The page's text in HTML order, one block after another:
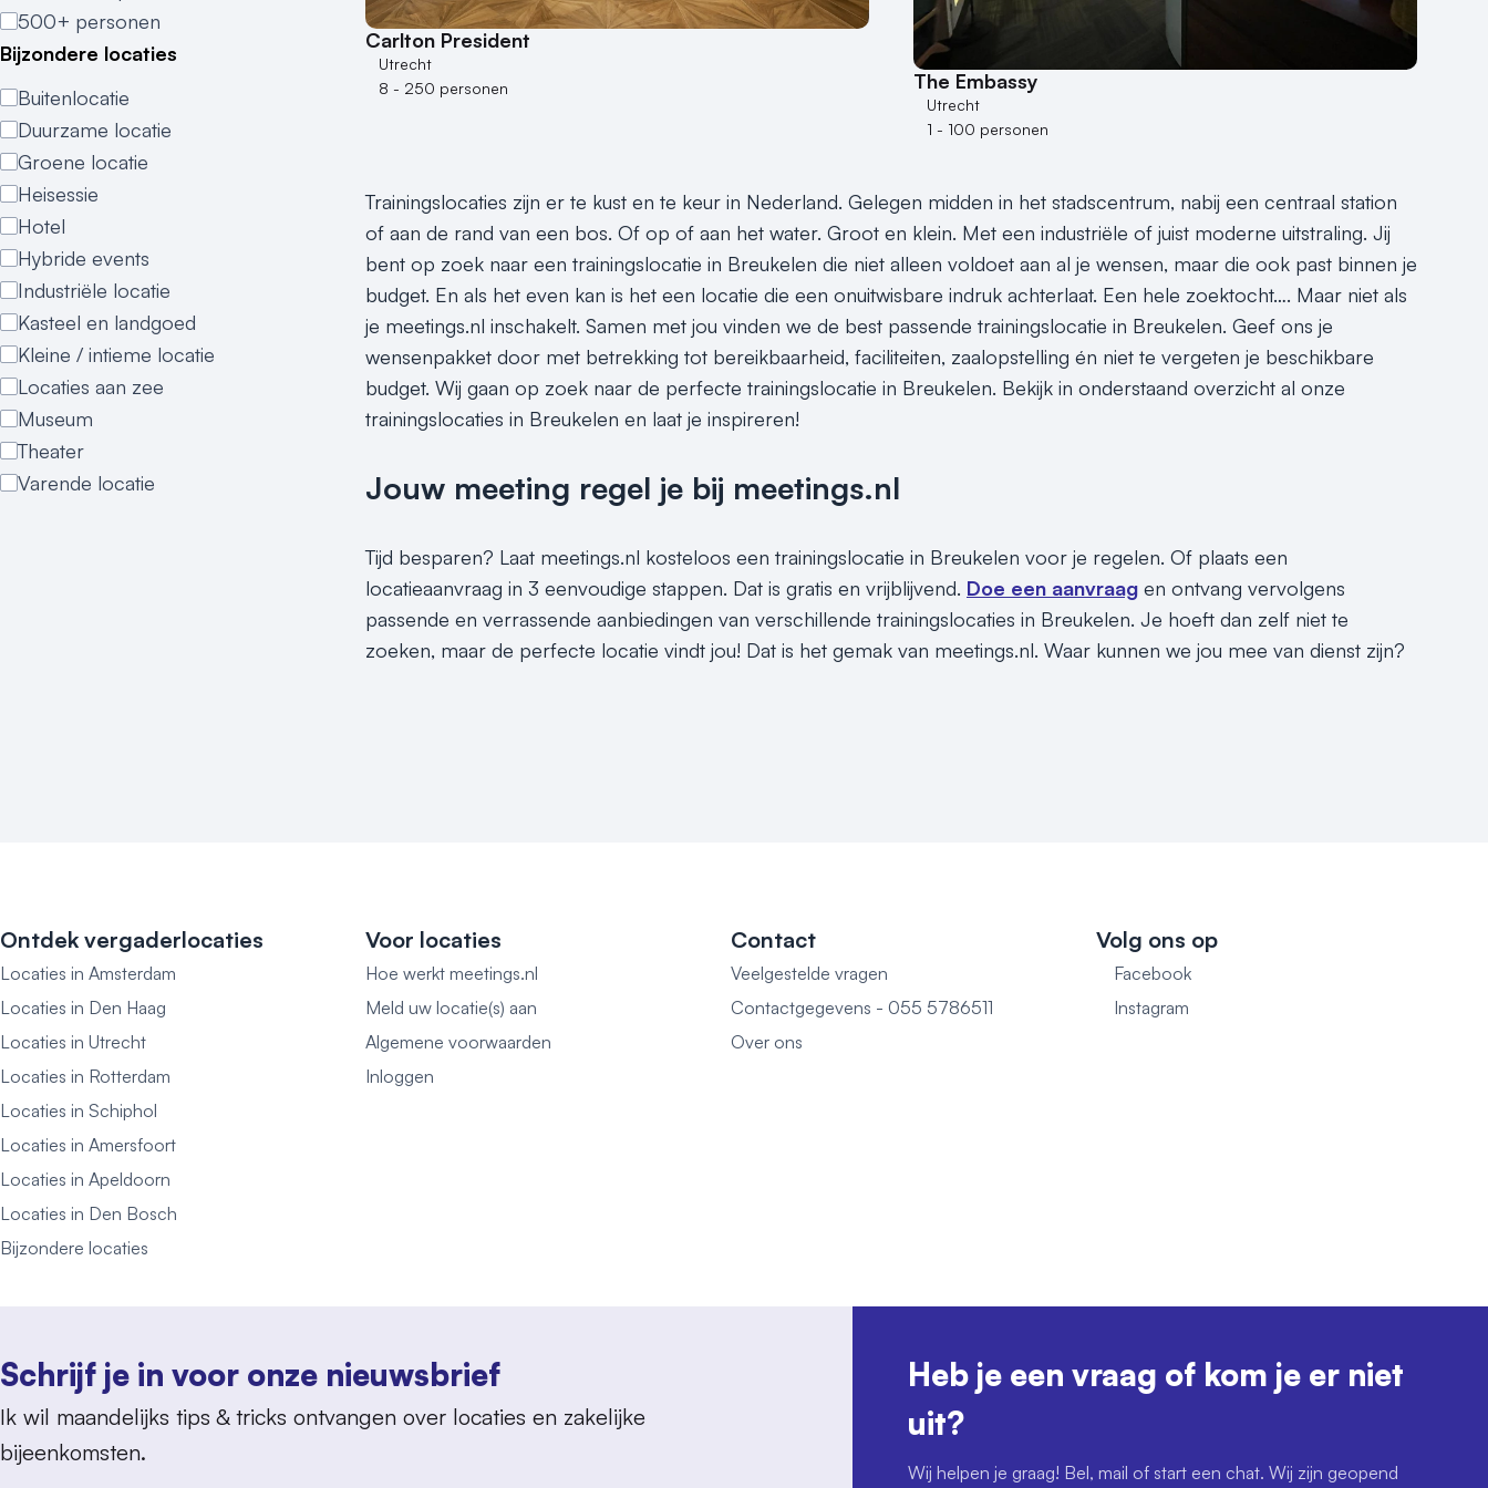
500+ personen
Bijzondere locaties
Buitenlocatie
Duurzame locatie
Groene locatie
Heisessie
Hotel
Hybride events
Industriële locatie
Kasteel en landgoed
Kleine / intieme locatie
Locaties aan zee
Museum
Theater
Varende locatie
Carlton President
Utrecht
8 - 250 personen
The Embassy
Utrecht
1 - 100 personen
Trainingslocaties zijn er te kust en te keur in Nederland. Gelegen midden in het stadscentrum, nabij een centraal station
of aan de rand van een bos. Of op of aan het water. Groot en klein. Met een industriële of juist moderne uitstraling. Jij
bent op zoek naar een trainingslocatie in Breukelen die niet alleen voldoet aan al je wensen, maar die ook past binnen je
budget. En als het even kan is het een locatie die een onuitwisbare indruk achterlaat. Een hele zoektocht…. Maar niet als
je meetings.nl inschakelt. Samen met jou vinden we de best passende trainingslocatie in Breukelen. Geef ons je
wensenpakket door met betrekking tot bereikbaarheid, faciliteiten, zaalopstelling én niet te vergeten je beschikbare
budget. Wij gaan op zoek naar de perfecte trainingslocatie in Breukelen. Bekijk in onderstaand overzicht al onze
trainingslocaties in Breukelen en laat je inspireren!
Jouw meeting regel je bij meetings.nl
Tijd besparen? Laat meetings.nl kosteloos een trainingslocatie in Breukelen voor je regelen. Of plaats een
locatieaanvraag in 3 eenvoudige stappen. Dat is gratis en vrijblijvend. Doe een aanvraag en ontvang vervolgens
passende en verrassende aanbiedingen van verschillende trainingslocaties in Breukelen. Je hoeft dan zelf niet te
zoeken, maar de perfecte locatie vindt jou! Dat is het gemak van meetings.nl. Waar kunnen we jou mee van dienst zijn?
Ontdek vergaderlocaties
Locaties in Amsterdam
Locaties in Den Haag
Locaties in Utrecht
Locaties in Rotterdam
Locaties in Schiphol
Locaties in Amersfoort
Locaties in Apeldoorn
Locaties in Den Bosch
Bijzondere locaties
Voor locaties
Hoe werkt meetings.nl
Meld uw locatie(s) aan
Algemene voorwaarden
Inloggen
Contact
Veelgestelde vragen
Contactgegevens - 055 5786511
Over ons
Volg ons op
Facebook
Instagram
Schrijf je in voor onze nieuwsbrief
Ik wil maandelijks tips & tricks ontvangen over locaties en zakelijke
bijeenkomsten.
Heb je een vraag of kom je er niet
uit?
Wij helpen je graag! Bel, mail of start een chat. Wij zijn geopend